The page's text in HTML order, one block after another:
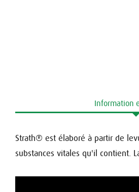
Information
Strath® est élaboré à partir de
substances vitales qu'il contient.